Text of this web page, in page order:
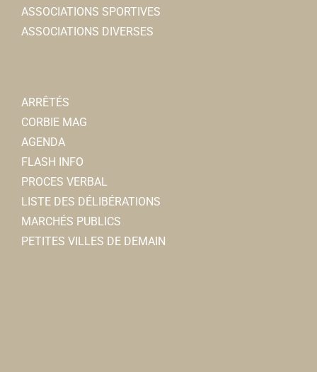
ASSOCIATIONS SPORTIVES
ASSOCIATIONS DIVERSES
ARRÊTÉS
CORBIE MAG
AGENDA
FLASH INFO
PROCES VERBAL
LISTE DES DÉLIBÉRATIONS
MARCHÉS PUBLICS
PETITES VILLES DE DEMAIN